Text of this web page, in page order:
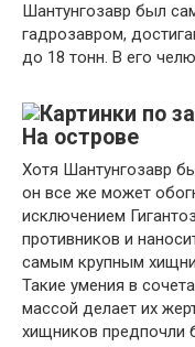
Шантунгозавр был
гадрозавром,
до 18 тонн. В его
На острове
Хотя Шантунгозавр
он все же может
исключением
противников и
самым крупным
Такие умения в
массой делает их
хищников предпочли